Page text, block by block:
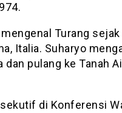
Turang
Italia. Suharyo
pulang ke Tanah
di Konferensi